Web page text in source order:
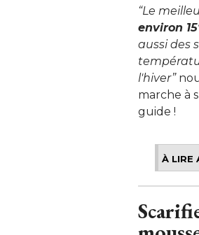
“Le
environ
aussi des
l'hiver”
marche à
guide !
À LIRE